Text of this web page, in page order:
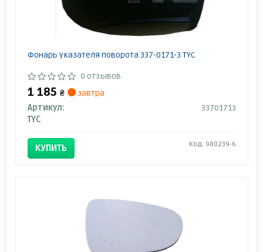
Фонарь указателя поворота 337-0171-3 TYC
0 отзывов
1 185 ₴
завтра
Артикул:
33701713
TYC
КУПИТЬ Код: 980239-6